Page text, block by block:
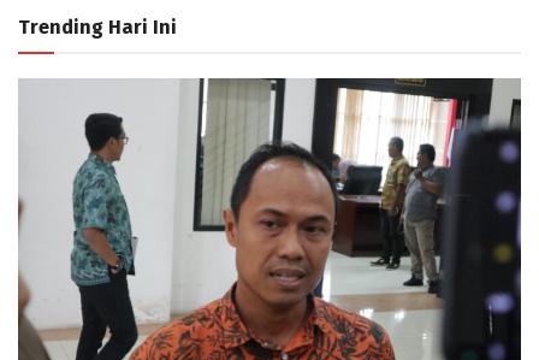
Trending Hari Ini